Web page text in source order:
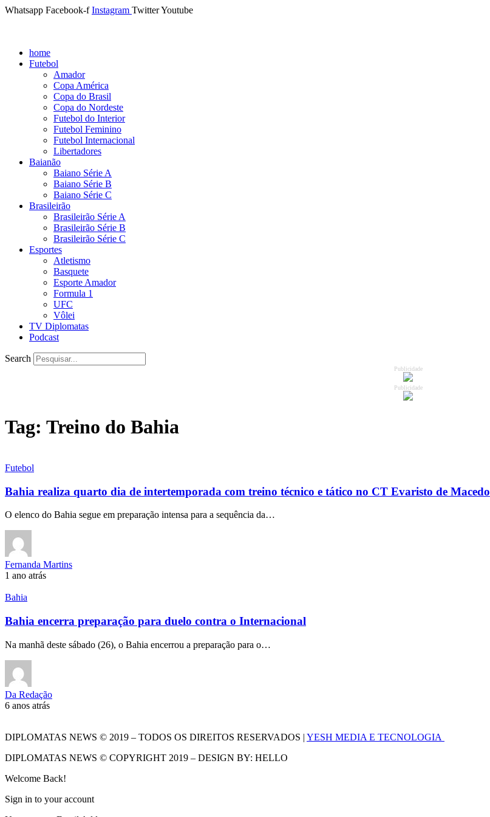
Whatsapp Facebook-f Instagram TwitterYoutube
home
Futebol
Amador
Copa América
Copa do Brasil
Copa do Nordeste
Futebol do Interior
Futebol Feminino
Futebol Internacional
Libertadores
Baianão
Baiano Série A
Baiano Série B
Baiano Série C
Brasileirão
Brasileirão Série A
Brasileirão Série B
Brasileirão Série C
Esportes
Atletismo
Basquete
Esporte Amador
Formula 1
UFC
Vôlei
TV Diplomatas
Podcast
Search
Publicidade
Publicidade
Tag: Treino do Bahia
Futebol
Bahia realiza quarto dia de intertemporada com treino técnico e tático no CT Evaristo de Macedo
O elenco do Bahia segue em preparação intensa para a sequência da…
Fernanda Martins
1 ano atrás
Bahia
Bahia encerra preparação para duelo contra o Internacional
Na manhã deste sábado (26), o Bahia encerrou a preparação para o…
Da Redação
6 anos atrás
DIPLOMATAS NEWS © 2019 – TODOS OS DIREITOS RESERVADOS | YESH MEDIA E TECNOLOGIA
DIPLOMATAS NEWS © COPYRIGHT 2019 – DESIGN BY: HELLO
Welcome Back!
Sign in to your account